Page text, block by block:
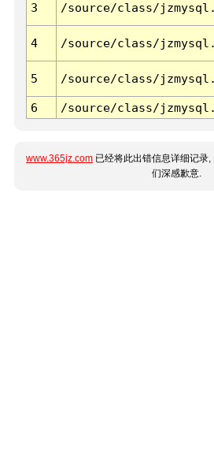
3 /source/class/
4 /source/class/
5 /source/class/
6 /source/class/
www.365jz.com 已经将此出错信息详细记录
们深感歉意.